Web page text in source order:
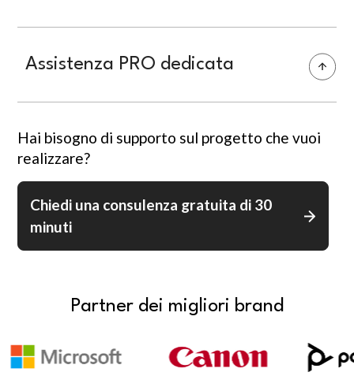
Assistenza PRO dedicata
Hai bisogno di supporto sul progetto che vuoi
realizzare?
Chiedi una consulenza gratuita di 30
minuti
Partner dei migliori brand